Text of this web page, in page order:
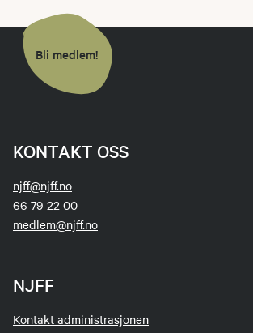
Bli medlem!
KONTAKT OSS
njff@njff.no
66 79 22 00
medlem@njff.no
NJFF
Kontakt administrasjonen